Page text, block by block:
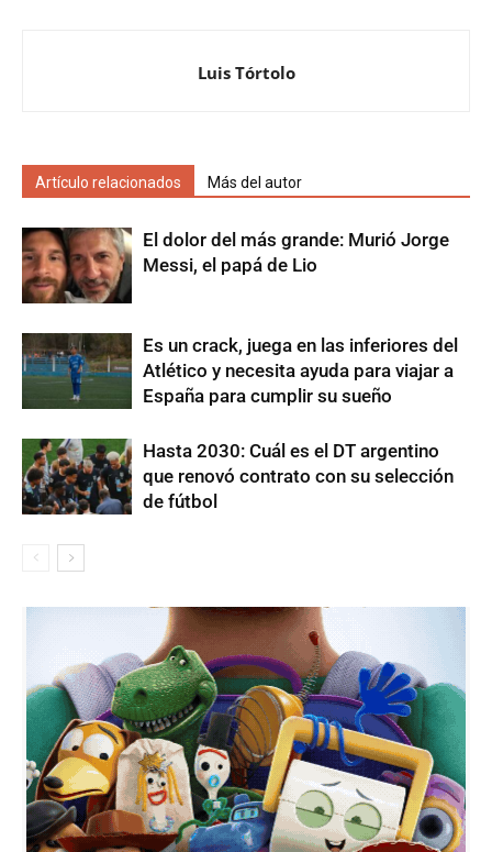
Luis Tórtolo
Artículo relacionados Más del autor
El dolor del más grande: Murió Jorge
Messi, el papá de Lio
Es un crack, juega en las inferiores del
Atlético y necesita ayuda para viajar a
España para cumplir su sueño
Hasta 2030: Cuál es el DT argentino
que renovó contrato con su selección
de fútbol